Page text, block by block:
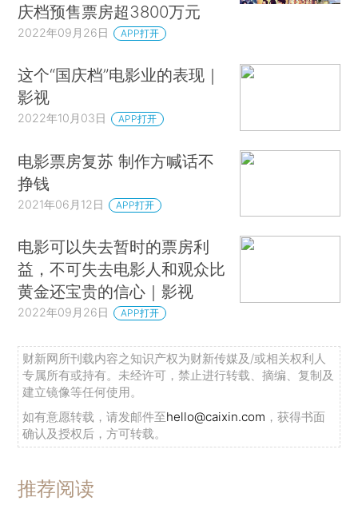
庆档预售票房超3800万元
2022年09月26日 APP打开
这个“国庆档”电影业的表现｜
影视
2022年10月03日 APP打开
电影票房复苏 制作方喊话不
挣钱
2021年06月12日 APP打开
电影可以失去暂时的票房利
益，不可失去电影人和观众比
黄金还宝贵的信心｜影视
2022年09月26日 APP打开
财新网所刊载内容之知识产权为财新传媒及/或相关权利人
专属所有或持有。未经许可，禁止进行转载、摘编、复制及
建立镜像等任何使用。
如有意愿转载，请发邮件至hello@caixin.com ，获得书面
确认及授权后，方可转载。
推荐阅读